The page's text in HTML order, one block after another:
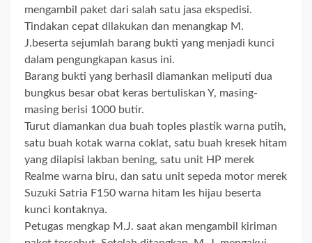
mengambil paket dari salah satu jasa ekspedisi.
Tindakan cepat dilakukan dan menangkap M.
J.beserta sejumlah barang bukti yang menjadi kunci
dalam pengungkapan kasus ini.
Barang bukti yang berhasil diamankan meliputi dua
bungkus besar obat keras bertuliskan Y, masing-
masing berisi 1000 butir.
Turut diamankan dua buah toples plastik warna putih,
satu buah kotak warna coklat, satu buah kresek hitam
yang dilapisi lakban bening, satu unit HP merek
Realme warna biru, dan satu unit sepeda motor merek
Suzuki Satria F150 warna hitam les hijau beserta
kunci kontaknya.
Petugas mengkap M.J. saat akan mengambil kiriman